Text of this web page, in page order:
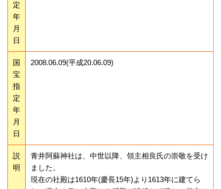
定
年
月
日
国
宝
指
定
年
月
日
2008.06.09(平成20.06.09)
説
明
青井阿蘇神社は、中世以降、領主相良氏の崇敬を受け
ました。
現在の社殿は1610年(慶長15年)より1613年に建てら